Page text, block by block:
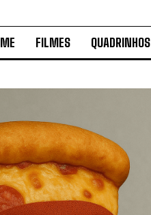
FILMES QUADRINHOS